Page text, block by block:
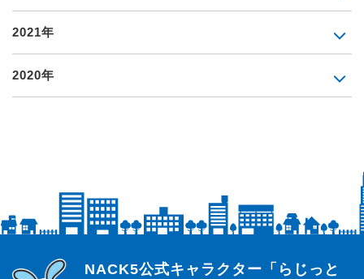
2021年
2020年
らじっと君
NACK5公式キャラクター「らじっと